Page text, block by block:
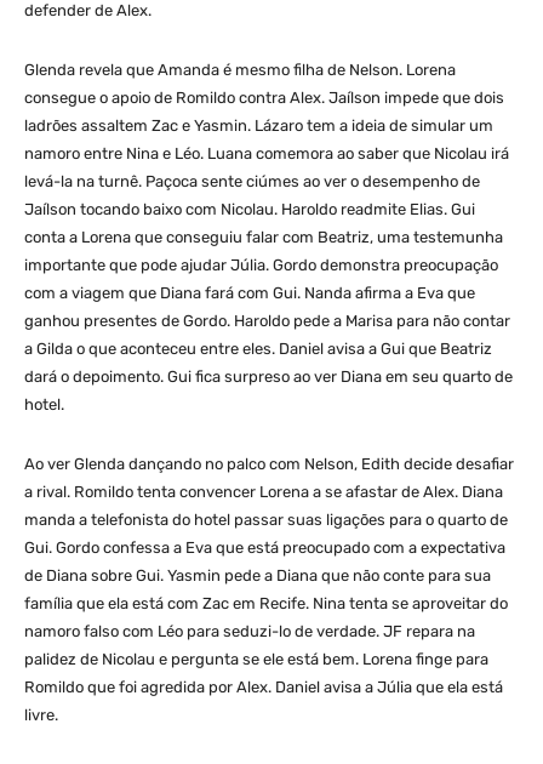
defender de Alex.
Glenda revela que Amanda é mesmo filha de Nelson. Lorena
consegue o apoio de Romildo contra Alex. Jaílson impede que dois
ladrões assaltem Zac e Yasmin. Lázaro tem a ideia de simular um
namoro entre Nina e Léo. Luana comemora ao saber que Nicolau irá
levá-la na turnê. Paçoca sente ciúmes ao ver o desempenho de
Jaílson tocando baixo com Nicolau. Haroldo readmite Elias. Gui
conta a Lorena que conseguiu falar com Beatriz, uma testemunha
importante que pode ajudar Júlia. Gordo demonstra preocupação
com a viagem que Diana fará com Gui. Nanda afirma a Eva que
ganhou presentes de Gordo. Haroldo pede a Marisa para não contar
a Gilda o que aconteceu entre eles. Daniel avisa a Gui que Beatriz
dará o depoimento. Gui fica surpreso ao ver Diana em seu quarto de
hotel.
Ao ver Glenda dançando no palco com Nelson, Edith decide desafiar
a rival. Romildo tenta convencer Lorena a se afastar de Alex. Diana
manda a telefonista do hotel passar suas ligações para o quarto de
Gui. Gordo confessa a Eva que está preocupado com a expectativa
de Diana sobre Gui. Yasmin pede a Diana que não conte para sua
família que ela está com Zac em Recife. Nina tenta se aproveitar do
namoro falso com Léo para seduzi-lo de verdade. JF repara na
palidez de Nicolau e pergunta se ele está bem. Lorena finge para
Romildo que foi agredida por Alex. Daniel avisa a Júlia que ela está
livre.